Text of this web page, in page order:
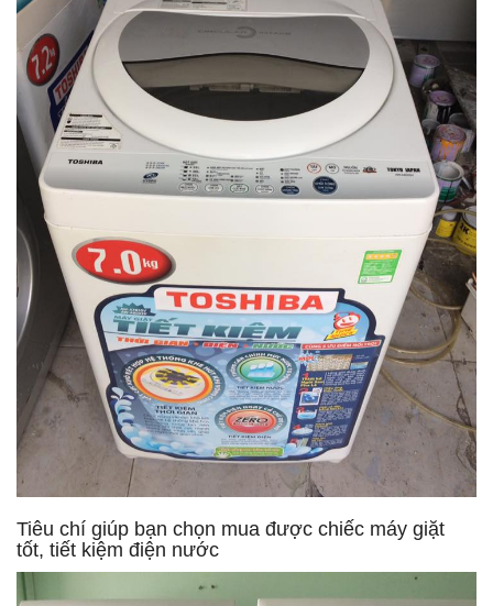
Tiêu chí giúp bạn chọn mua được chiếc máy giặt
tốt, tiết kiệm điện nước